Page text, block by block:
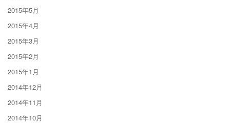
2015年5月
2015年4月
2015年3月
2015年2月
2015年1月
2014年12月
2014年11月
2014年10月